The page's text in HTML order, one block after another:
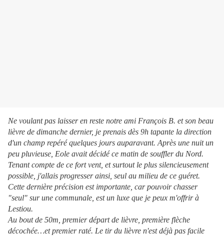
Ne voulant pas laisser en reste notre ami François B. et son beau
lièvre de dimanche dernier, je prenais dès 9h tapante la direction
d'un champ repéré quelques jours auparavant. Après une nuit un
peu pluvieuse, Eole avait décidé ce matin de souffler du Nord.
Tenant compte de ce fort vent, et surtout le plus silencieusement
possible, j'allais progresser ainsi, seul au milieu de ce guéret.
Cette dernière précision est importante, car pouvoir chasser
"seul" sur une communale, est un luxe que je peux m'offrir à
Lestiou.
Au bout de 50m, premier départ de lièvre, première flèche
décochée…et premier raté. Le tir du lièvre n'est déjà pas facile